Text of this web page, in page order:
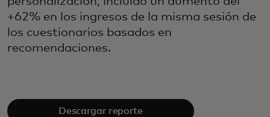
+62% en los ingresos de la misma sesión de
los cuestionarios basados en
recomendaciones.
Descargar reporte